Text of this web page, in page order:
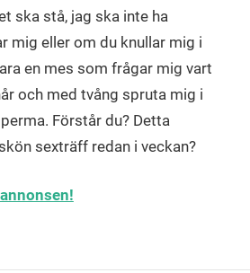
ska stå, jag ska inte ha
mig eller om du knullar mig i
en mes som frågar mig vart
och med tvång spruta mig i
Förstår du? Detta
sexträff redan i veckan?